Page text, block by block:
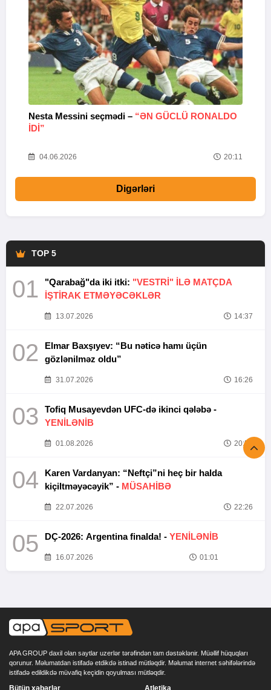
Nesta Messini seçmədi – “ƏN GÜCLÜ RONALDO
IDI”
04.06.2026 20:11
Digərləri
TOP 5
01 "Qarabağ"da iki itki: "VESTRİ" İLƏ MATÇDA
İŞTİRAK ETMƏYƏCƏKLƏR
13.07.2026 14:37
02
Elmar Baxşıyev: “Bu nəticə hamı üçün
gözlənilməz oldu”
31.07.2026 16:26
03
Tofiq Musayevdən UFC-də ikinci qələbə -
YENİLƏNİB
01.08.2026 20:52
04
Karen Vardanyan: “Neftçi”ni heç bir halda
kiçiltməyəcəyik” - MÜSAHİBƏ
22.07.2026 22:26
05 DÇ-2026: Argentina finalda! - YENİLƏNİB
16.07.2026 01:01
APA GROUP daxil olan saytlar uzerlər tərəfindən tam dəstəklənir. Müəllif hüquqları
qorunur. Məlumatdan istifadə etdikdə istinad mütləqdir. Məlumat internet səhifələrində
istifadə edildikdə müvafiq keçidin qoyulması mütləqdir.